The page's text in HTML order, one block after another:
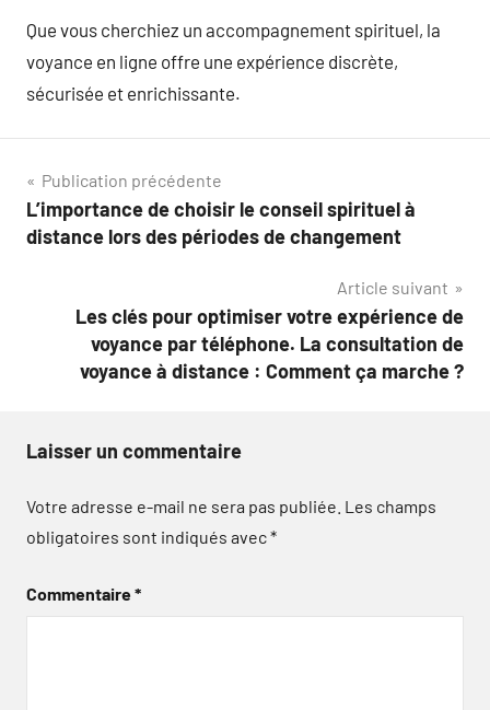
Que vous cherchiez un accompagnement spirituel, la
voyance en ligne offre une expérience discrète,
sécurisée et enrichissante.
Navigation
de
Publication précédente
L’importance de choisir le conseil spirituel à
distance lors des périodes de changement
Article suivant
Les clés pour optimiser votre expérience de
voyance par téléphone. La consultation de
voyance à distance : Comment ça marche ?
Laisser un commentaire
Votre adresse e-mail ne sera pas publiée. Les champs
obligatoires sont indiqués avec*
Commentaire*